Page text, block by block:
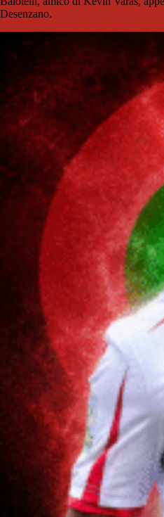
Desenzano.